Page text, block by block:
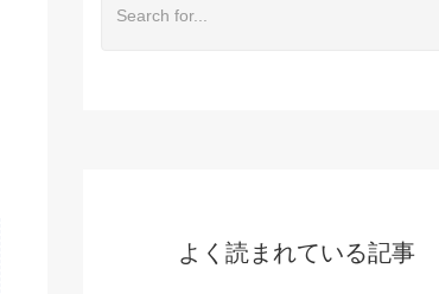
よく読まれている記事